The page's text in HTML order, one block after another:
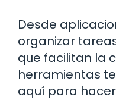
Desde
organizar
que facilitan la
herramientas
aquí para